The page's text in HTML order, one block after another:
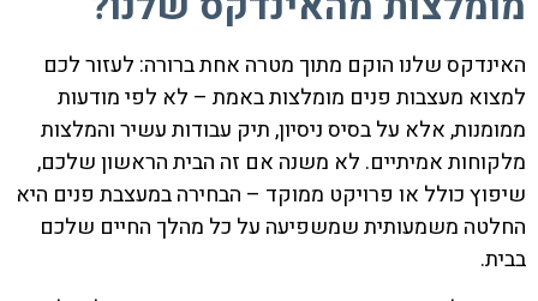
האינדקס שלנו הוקם מתוך מטרה אחת ברורה: לעזור לכם
למצוא מעצבות פנים מומלצות באמת – לא לפי מודעות
ממומנות, אלא על בסיס ניסיון, תיק עבודות עשיר והמלצות
מלקוחות אמיתיים. לא משנה אם זה הבית הראשון שלכם,
שיפוץ כולל או פרויקט ממוקד – הבחירה במעצבת פנים היא
החלטה משמעותית שמשפיעה על כל מהלך החיים שלכם
בבית.